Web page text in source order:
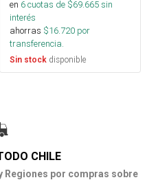
en 6cuotas de $69.665sin
interés
ahorras $16.720 por
transferencia.
Sin stock disponible
CHILE
Regiones por compras sobre